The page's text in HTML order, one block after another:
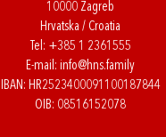
10000 Zagreb
Hrvatska / Croatia
Tel: +385 1 2361555
E-mail: info@hns.family
IBAN: HR2523400091100187844
OIB: 08516152078